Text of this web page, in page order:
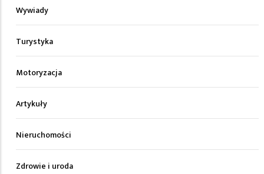
Wywiady
Turystyka
Motoryzacja
Artykuły
Nieruchomości
Zdrowie i uroda